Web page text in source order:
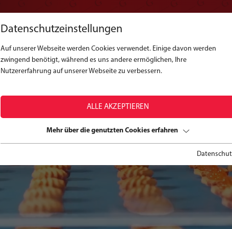
Datenschutzeinstellungen
Auf unserer Webseite werden Cookies verwendet. Einige davon werden
zwingend benötigt, während es uns andere ermöglichen, Ihre
Nutzererfahrung auf unserer Webseite zu verbessern.
ALLE AKZEPTIEREN
Mehr über die genutzten Cookies erfahren